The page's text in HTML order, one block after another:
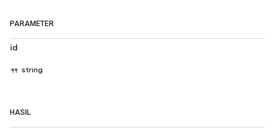
PARAMETER
id
string
HASIL